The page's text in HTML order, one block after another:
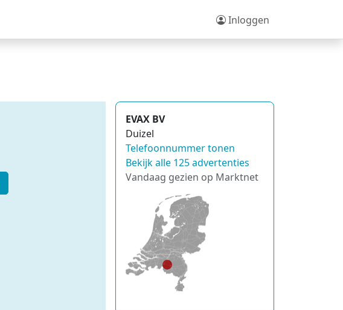
Inloggen
EVAX BV
Duizel
Telefoonnummer tonen
Bekijk alle 125 advertenties
Vandaag gezien op Marktnet